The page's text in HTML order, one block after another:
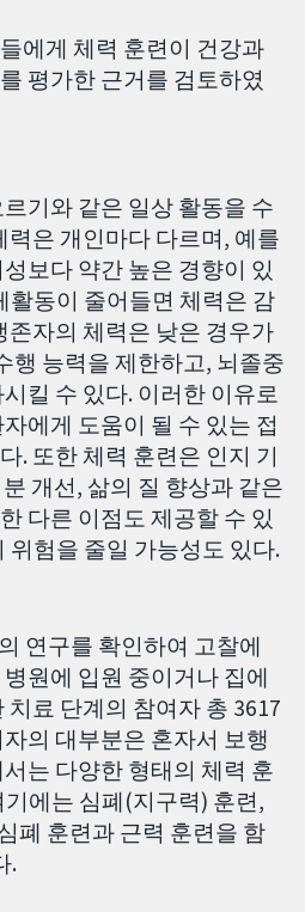
에게 체력 훈련이 건강과
평가한 근거를 검토하였
기와 같은 일상 활동을 수
력은 개인마다 다르며, 예를
보다 약간 높은 경향이 있
활동이 줄어들면 체력은 감
존자의 체력은 낮은 경우가
행 능력을 제한하고, 뇌졸중
킬 수 있다. 이러한 이유로
에게 도움이 될 수 있는 접
. 또한 체력 훈련은 인지 기
개선, 삶의 질 향상과 같은
다른 이점도 제공할 수 있
위험을 줄일 가능성도 있다.
연구를 확인하여 고찰에
원에 입원 중이거나 집에
료 단계의 참여자 총 3617
의 대부분은 혼자서 보행
는 다양한 형태의 체력 훈
에는 심폐(지구력) 훈련,
폐 훈련과 근력 훈련을 함
.